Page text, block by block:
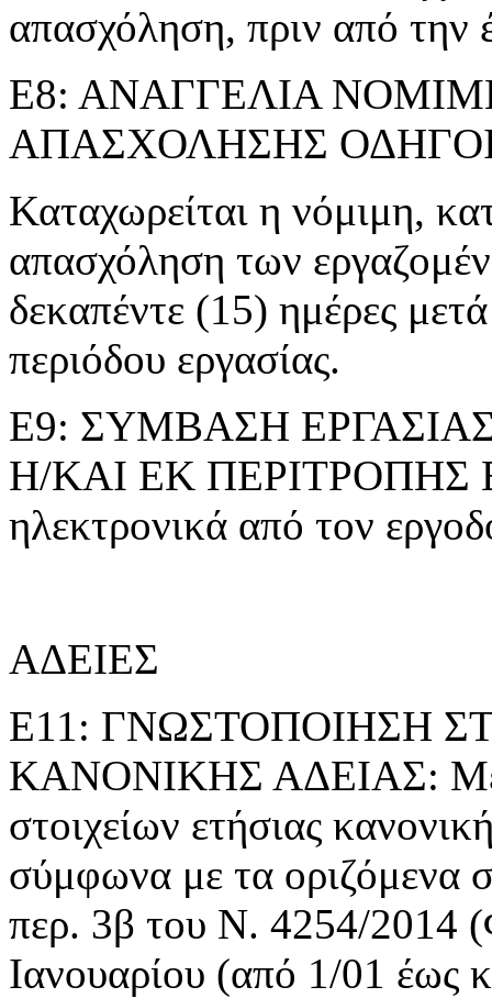
απασχόληση, πριν από την
Ε8: ΑΝΑΓΓΕΛΙΑ
ΑΠΑΣΧΟΛΗΣΗΣ
Καταχωρείται η νόμιμη,
απασχόληση των
δεκαπέντε (15) ημέρες
περιόδου εργασίας.
Ε9: ΣΥΜΒΑΣΗ
Η/ΚΑΙ ΕΚ ΠΕΡΙΤΡΟΠΗΣ
ηλεκτρονικά από τον
ΑΔΕΙΕΣ
Ε11: ΓΝΩΣΤΟΠΟΙΗΣΗ
ΚΑΝΟΝΙΚΗΣ ΑΔΕΙΑΣ: Με
στοιχείων ετήσιας
σύμφωνα με τα
περ. 3β του Ν. 4254/2014
Ιανουαρίου (από 1/01 έως